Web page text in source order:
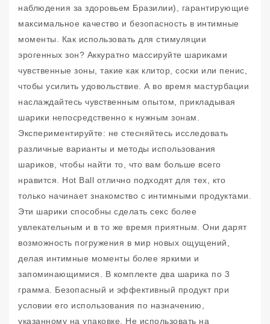
наблюдения за здоровьем Бразилии), гарантирующие
максимальное качество и безопасность в интимные
моменты. Как использовать для стимуляции
эрогенных зон? Аккуратно массируйте шариками
чувственные зоны, такие как клитор, соски или пенис,
чтобы усилить удовольствие. А во время мастурбации
наслаждайтесь чувственным опытом, прикладывая
шарики непосредственно к нужным зонам.
Экспериментируйте: не стесняйтесь исследовать
различные варианты и методы использования
шариков, чтобы найти то, что вам больше всего
нравится. Hot Ball отлично подходят для тех, кто
только начинает знакомство с интимными продуктами.
Эти шарики способны сделать секс более
увлекательным и в то же время приятным. Они дарят
возможность погружения в мир новых ощущений,
делая интимные моменты более яркими и
запоминающимися. В комплекте два шарика по 3
грамма. Безопасный и эффективный продукт при
условии его использования по назначению,
указанному на упаковке. Не использовать на